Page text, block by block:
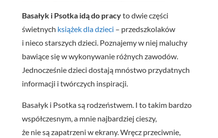
Basałyk i Psotka idą do pracyto dwie części
świetnych książek dla dzieci – przedszkolaków
i nieco starszych dzieci. Poznajemy w niej maluchy
bawiące się w wykonywanie różnych zawodów.
Jednocześnie dzieci dostają mnóstwo przydatnych
informacji i twórczych inspiracji.
Basałyk i Psotka są rodzeństwem. I to takim bardzo
współczesnym, a mnie najbardziej cieszy,
że nie są zapatrzeni w ekrany. Wręcz przeciwnie,